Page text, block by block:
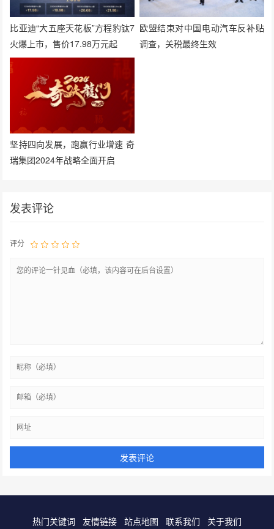
比亚迪“大五座天花板”方程豹钛7
火爆上市，售价17.98万元起
欧盟结束对中国电动汽车反补贴
调查，关税最终生效
坚持四向发展，跑赢行业增速 奇
瑞集团2024年战略全面开启
发表评论
评分
热门关键词 友情链接 站点地图 联系我们 关于我们